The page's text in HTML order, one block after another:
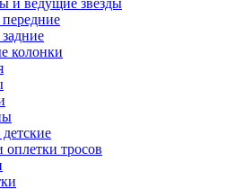
и ведущие звезды
колонки
оплетки тросов